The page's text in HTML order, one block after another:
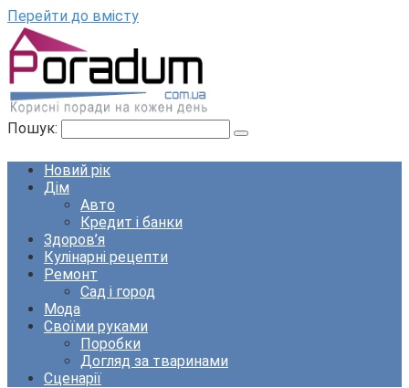
Перейти до вмісту
Пошук:
Новий рік
Дім
Авто
Кредит і банки
Здоров’я
Кулінарні рецепти
Ремонт
Сад і город
Мода
Своїми руками
Поробки
Догляд за тваринами
Сценарії